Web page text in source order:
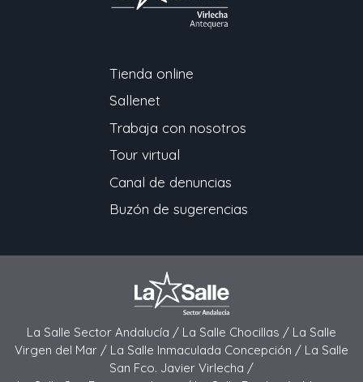
Tienda online
Sallenet
Trabaja con nosotros
Tour virtual
Canal de denuncias
Buzón de sugerencias
La Salle Sector Andalucía / La Salle Chocillas / La Salle
Virgen del Mar / La Salle Inmaculada Concepción / La Salle
San Fco. Javier Virlecha /